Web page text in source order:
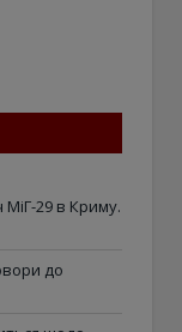
29 в Криму.
до